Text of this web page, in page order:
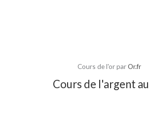
Cours de l'or parOr.fr
Cours de l'argent